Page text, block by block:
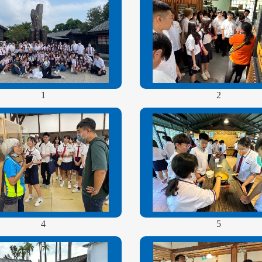
1 2
4 5